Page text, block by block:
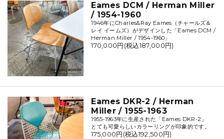
Eames DCM / Herman Miller
/ 1954-1960
1946年にCharles&Ray Eames（チャールズ＆
レイ イームズ）がデザインした「Eames DCM /
Herman Miller / 1954-1960」
170,000円(税込187,000円)
Eames DKR-2 / Herman
Miller / 1955-1963
1955-1963年に生産された「Eames DKR-2」
とても可愛らしいカラーリングが印象的です。
175,000円(税込192,500円)